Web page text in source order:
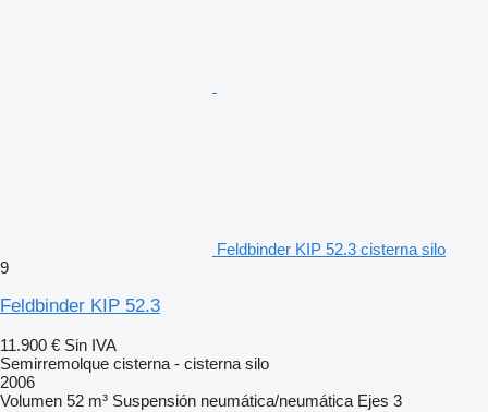
Feldbinder KIP 52.3 cisterna silo
9
Feldbinder KIP 52.3
11.900 € Sin IVA
Semirremolque cisterna - cisterna silo
2006
Volumen 52 m³ Suspensión neumática/neumática Ejes 3